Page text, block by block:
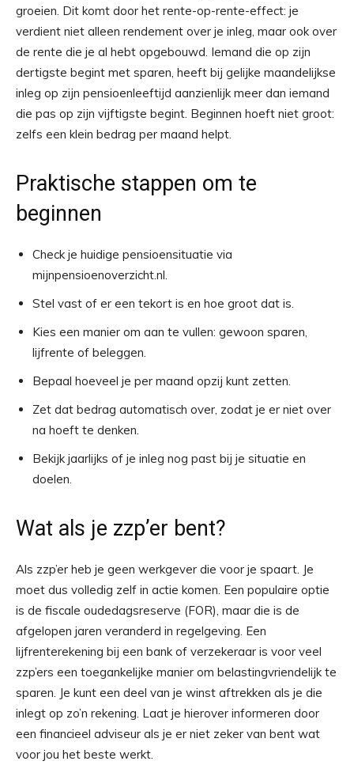
groeien. Dit komt door het rente-op-rente-effect: je
verdient niet alleen rendement over je inleg, maar ook over
de rente die je al hebt opgebouwd. Iemand die op zijn
dertigste begint met sparen, heeft bij gelijke maandelijkse
inleg op zijn pensioenleeftijd aanzienlijk meer dan iemand
die pas op zijn vijftigste begint. Beginnen hoeft niet groot:
zelfs een klein bedrag per maand helpt.
Praktische stappen om te
beginnen
Check je huidige pensioensituatie via
mijnpensioenoverzicht.nl.
Stel vast of er een tekort is en hoe groot dat is.
Kies een manier om aan te vullen: gewoon sparen,
lijfrente of beleggen.
Bepaal hoeveel je per maand opzij kunt zetten.
Zet dat bedrag automatisch over, zodat je er niet over
na hoeft te denken.
Bekijk jaarlijks of je inleg nog past bij je situatie en
doelen.
Wat als je zzp’er bent?
Als zzp’er heb je geen werkgever die voor je spaart. Je
moet dus volledig zelf in actie komen. Een populaire optie
is de fiscale oudedagsreserve (FOR), maar die is de
afgelopen jaren veranderd in regelgeving. Een
lijfrenterekening bij een bank of verzekeraar is voor veel
zzp’ers een toegankelijke manier om belastingvriendelijk te
sparen. Je kunt een deel van je winst aftrekken als je die
inlegt op zo’n rekening. Laat je hierover informeren door
een financieel adviseur als je er niet zeker van bent wat
voor jou het beste werkt.